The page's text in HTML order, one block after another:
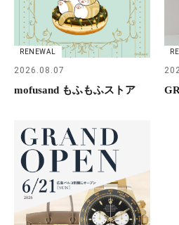
RENEWAL
2026.08.07
mofusand もふもふストア